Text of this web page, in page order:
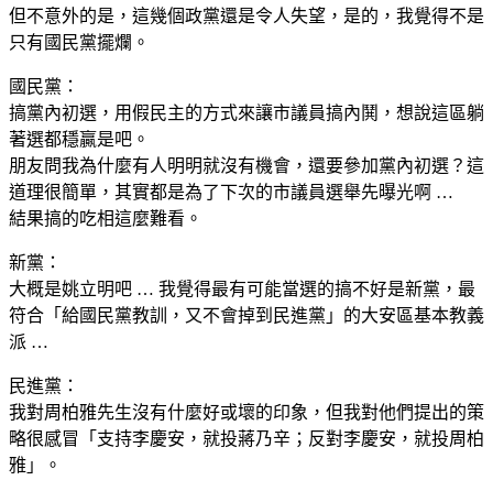
但不意外的是，這幾個政黨還是令人失望，是的，我覺得不是
只有國民黨擺爛。
國民黨：
搞黨內初選，用假民主的方式來讓市議員搞內鬨，想說這區躺
著選都穩贏是吧。
朋友問我為什麼有人明明就沒有機會，還要參加黨內初選？這
道理很簡單，其實都是為了下次的市議員選舉先曝光啊 …
結果搞的吃相這麼難看。
新黨：
大概是姚立明吧 … 我覺得最有可能當選的搞不好是新黨，最
符合「給國民黨教訓，又不會掉到民進黨」的大安區基本教義
派 …
民進黨：
我對周柏雅先生沒有什麼好或壞的印象，但我對他們提出的策
略很感冒「支持李慶安，就投蔣乃辛；反對李慶安，就投周柏
雅」。